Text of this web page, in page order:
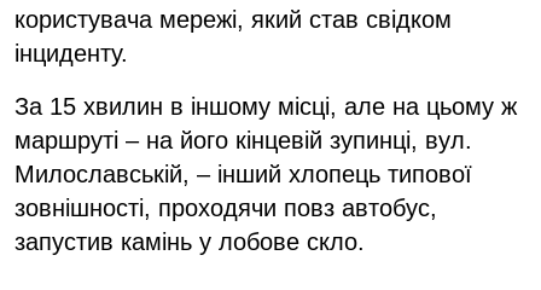
користувача мережі, який став свідком
інциденту.
За 15 хвилин в іншому місці, але на цьому ж
маршруті – на його кінцевій зупинці, вул.
Милославській, – інший хлопець типової
зовнішності, проходячи повз автобус,
запустив камінь у лобове скло.